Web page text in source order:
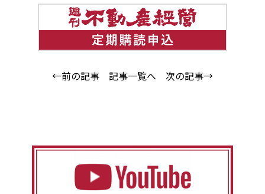
←前の記事 記事一覧へ 次の記事→